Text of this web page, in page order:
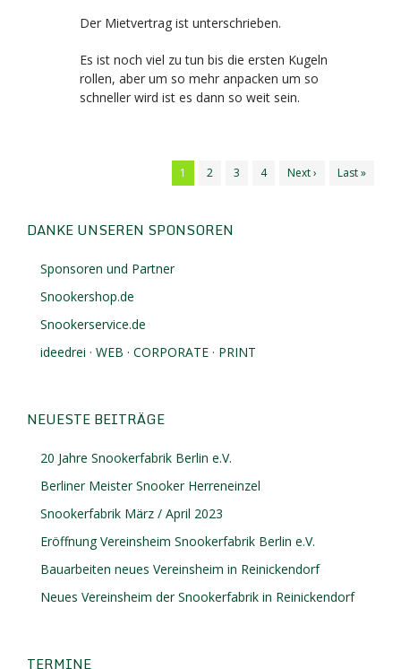
Der Mietvertrag ist unterschrieben.
Es ist noch viel zu tun bis die ersten Kugeln
rollen, aber um so mehr anpacken um so
schneller wird ist es dann so weit sein.
1 2 3 4 Next › Last »
DANKE UNSEREN SPONSOREN
Sponsoren und Partner
Snookershop.de
Snookerservice.de
ideedrei · WEB · CORPORATE · PRINT
NEUESTE BEITRÄGE
20 Jahre Snookerfabrik Berlin e.V.
Berliner Meister Snooker Herreneinzel
Snookerfabrik März / April 2023
Eröffnung Vereinsheim Snookerfabrik Berlin e.V.
Bauarbeiten neues Vereinsheim in Reinickendorf
Neues Vereinsheim der Snookerfabrik in Reinickendorf
TERMINE